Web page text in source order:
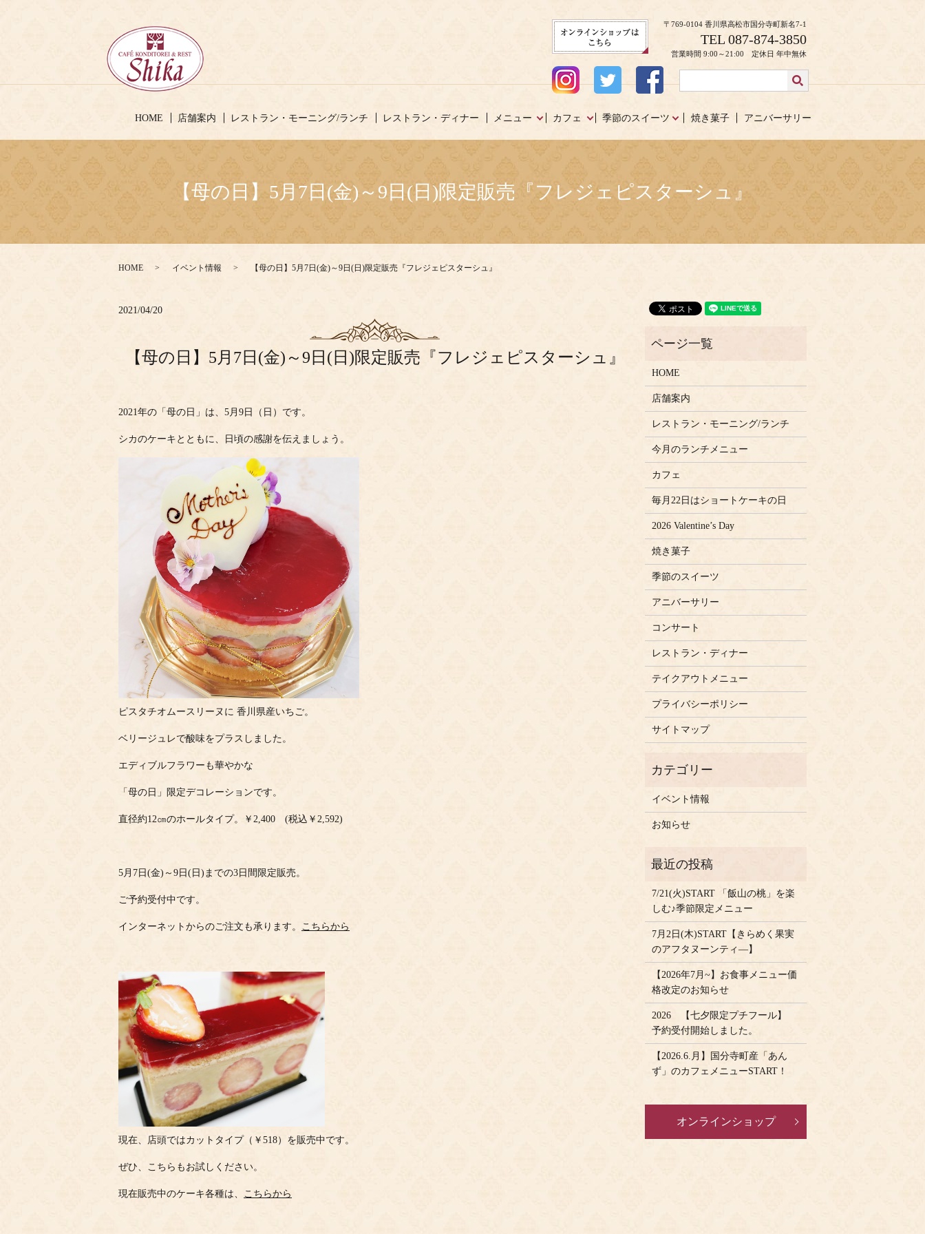
HOME 店舗案内 レストラン・モーニング/ランチ レストラン・ディナー メニュー カフェ 季節のスイーツ 焼き菓子 アニバーサリー
〒769-0104 香川県高松市国分寺町新名7-1
TEL 087-874-3850
営業時間 9:00～21:00 定休日 年中無休
【母の日】5月7日(金)～9日(日)限定販売『フレジェピスターシュ』
HOME イベント情報 【母の日】5月7日(金)～9日(日)限定販売『フレジェピスターシュ』
2021/04/20
【母の日】5月7日(金)～9日(日)限定販売『フレジェピスターシュ』
2021年の「母の日」は、5月9日（日）です。
シカのケーキとともに、日頃の感謝を伝えましょう。
ピスタチオムースリーヌに 香川県産いちご。
ベリージュレで酸味をプラスしました。
エディブルフラワーも華やかな
「母の日」限定デコレーションです。
直径約12㎝のホールタイプ。￥2,400 (税込￥2,592)
5月7日(金)～9日(日)までの3日間限定販売。
ご予約受付中です。
インターネットからのご注文も承ります。 こちらから
現在、店頭ではカットタイプ（￥518）を販売中です。
ぜひ、こちらもお試しください。
現在販売中のケーキ各種は、 こちらから
HOME
店舗案内
レストラン・モーニング/ランチ
今月のランチメニュー
カフェ
毎月22日はショートケーキの日
2026 Valentine’s Day
焼き菓子
季節のスイーツ
アニバーサリー
コンサート
レストラン・ディナー
テイクアウトメニュー
プライバシーポリシー
サイトマップ
イベント情報
お知らせ
7/21(火)START 「飯山の桃」を楽
しむ♪季節限定メニュー
7月2日(木)START【きらめく果実
のアフタヌーンティ―】
【2026年7月~】お食事メニュー価
格改定のお知らせ
2026 【七夕限定プチフール】
予約受付開始しました。
【2026.6.月】国分寺町産「あん
ず」のカフェメニューSTART！
オンラインショップ